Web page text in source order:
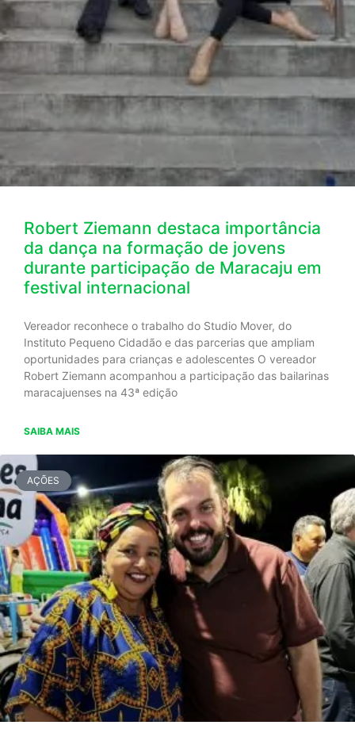
Robert Ziemann destaca importância
da dança na formação de jovens
durante participação de Maracaju em
festival internacional
Vereador reconhece o trabalho do Studio Mover, do
Instituto Pequeno Cidadão e das parcerias que ampliam
oportunidades para crianças e adolescentes O vereador
Robert Ziemann acompanhou a participação das bailarinas
maracajuenses na 43ª edição
SAIBA MAIS
AÇÕES